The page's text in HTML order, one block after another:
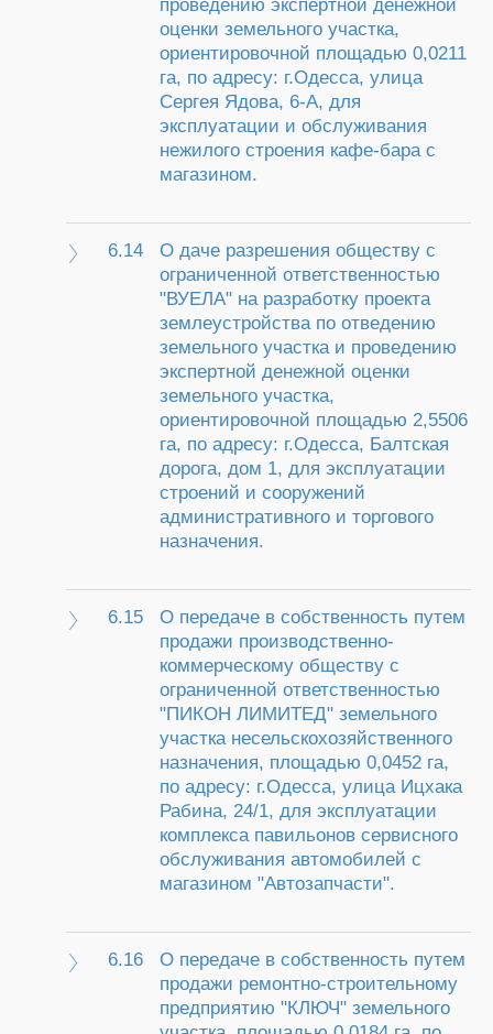
проведению экспертной денежной
оценки земельного участка,
ориентировочной площадью 0,0211
га, по адресу: г.Одесса, улица
Сергея Ядова, 6-А, для
эксплуатации и обслуживания
нежилого строения кафе-бара с
магазином.
6.14
О даче разрешения обществу с
ограниченной ответственностью
"ВУЕЛА" на разработку проекта
землеустройства по отведению
земельного участка и проведению
экспертной денежной оценки
земельного участка,
ориентировочной площадью 2,5506
га, по адресу: г.Одесса, Балтская
дорога, дом 1, для эксплуатации
строений и сооружений
административного и торгового
назначения.
6.15
О передаче в собственность путем
продажи производственно-
коммерческому обществу с
ограниченной ответственностью
"ПИКОН ЛИМИТЕД" земельного
участка несельскохозяйственного
назначения, площадью 0,0452 га,
по адресу: г.Одесса, улица Ицхака
Рабина, 24/1, для эксплуатации
комплекса павильонов сервисного
обслуживания автомобилей с
магазином "Автозапчасти".
6.16
О передаче в собственность путем
продажи ремонтно-строительному
предприятию "КЛЮЧ" земельного